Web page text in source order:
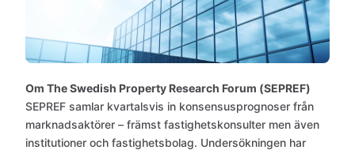
Om The Swedish Property Research Forum (SEPREF)
SEPREF samlar kvartalsvis in konsensusprognoser från
marknadsaktörer – främst fastighetskonsulter men även
institutioner och fastighetsbolag. Undersökningen har